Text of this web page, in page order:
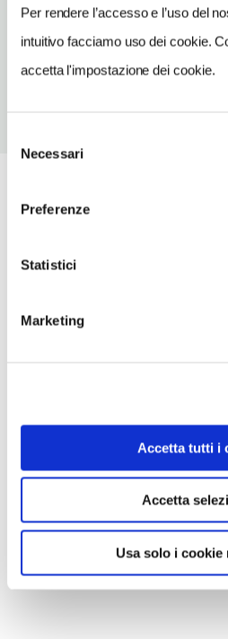
Per rendere l’accesso e l’uso del
intuitivo facciamo uso dei cookie.
accetta l'impostazione dei cookie.
delNecessari
Preferenze
Statistici
Marketing
Accetta tutti i
Accetta
Usa solo i cookie
Toledo (1)